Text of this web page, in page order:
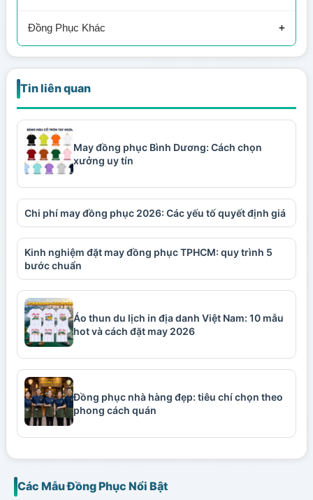
Bảo Hộ Xây Dựng
Nhà Hàng
Đầu Bếp
Tạp Dề
Đồng Phục Khác
Bảo Vệ
Spa
Áo Khoác Đồng Phục
Mũ Nón
Tin liên quan
May đồng phục Bình Dương: Cách chọn
xưởng uy tín
Chi phí may đồng phục 2026: Các yếu tố quyết định giá
Kinh nghiệm đặt may đồng phục TPHCM: quy trình 5
bước chuẩn
Áo thun du lịch in địa danh Việt Nam: 10 mẫu
hot và cách đặt may 2026
Đồng phục nhà hàng đẹp: tiêu chí chọn theo
phong cách quán
Các Mẫu Đồng Phục Nổi Bật